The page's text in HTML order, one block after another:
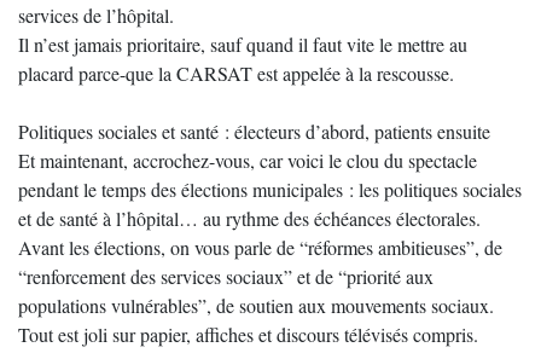
services de l’hôpital.
Il n’est jamais prioritaire, sauf quand il faut vite le mettre au
placard parce-que la CARSAT est appelée à la rescousse.
Politiques sociales et santé : électeurs d’abord, patients ensuite
Et maintenant, accrochez-vous, car voici le clou du spectacle
pendant le temps des élections municipales : les politiques sociales
et de santé à l’hôpital… au rythme des échéances électorales.
Avant les élections, on vous parle de “réformes ambitieuses”, de
“renforcement des services sociaux” et de “priorité aux
populations vulnérables”, de soutien aux mouvements sociaux.
Tout est joli sur papier, affiches et discours télévisés compris.